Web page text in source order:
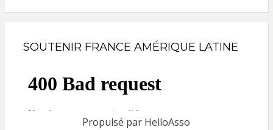
SOUTENIR FRANCE AMÉRIQUE LATINE
Propulsé par HelloAsso